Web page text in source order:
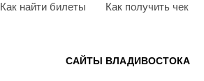
Как найти билеты Как получить чек
САЙТЫ ВЛАДИВОСТОКА